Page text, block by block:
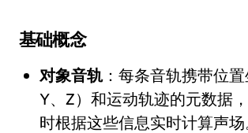
基础概念
对象音轨：每条音轨携带位置
Y、Z）和运动轨迹的元数据
时根据这些信息实时计算声场